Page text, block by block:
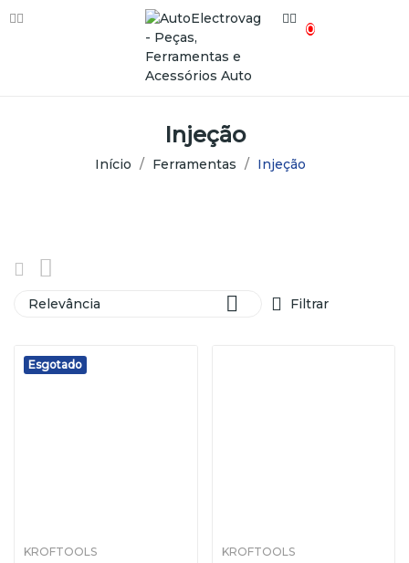
0
Injeção
Início Ferramentas Injeção
Relevância  Filtrar
Esgotado
KROFTOOLS KROFTOOLS